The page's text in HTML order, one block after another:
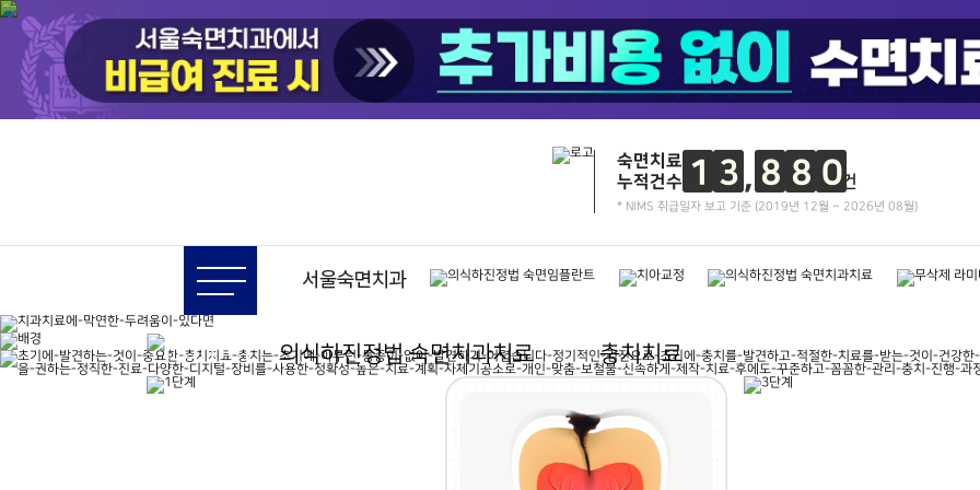
의식하진정법 숙면 치료
숙면치료
누적건수 1 3 8 8 0건
* NIMS 취급일자 보고 기준 (2019년 12월 ~ 2026년 08월)
의식하진정법 숙면치과치료 충치치료